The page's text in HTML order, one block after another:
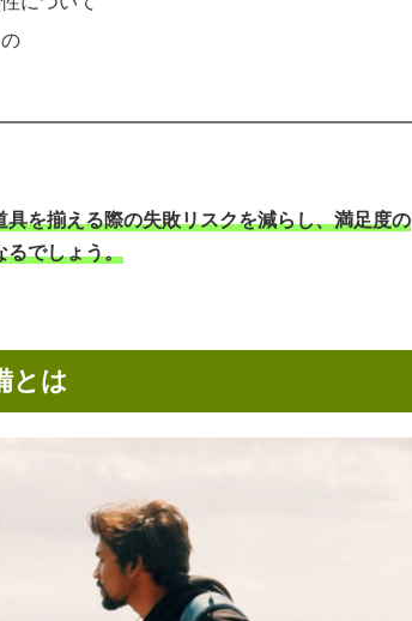
を揃える際の失敗リスクを減らし、満足度の
るでしょう。
とは